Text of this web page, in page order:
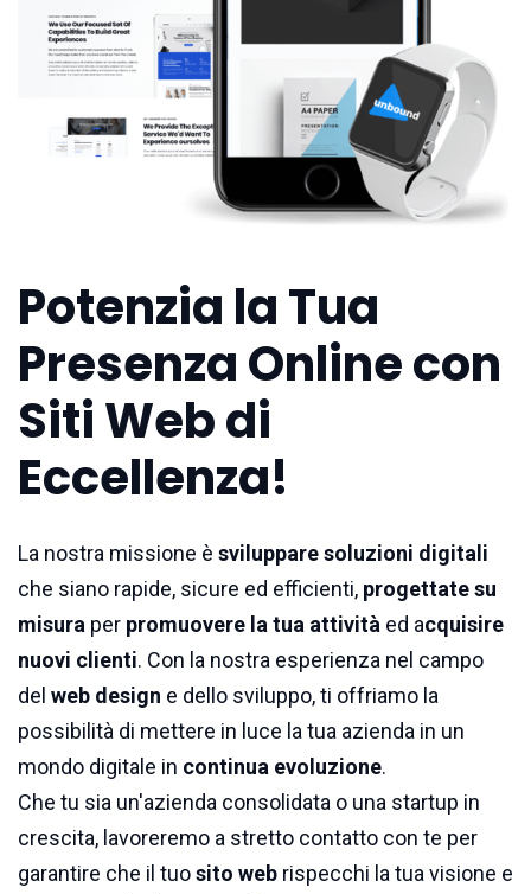
Potenzia la Tua
Presenza Online con
Siti Web di
Eccellenza!
La nostra missione è sviluppare soluzioni digitali
che siano rapide, sicure ed efficienti, progettate su
misura per promuovere la tua attività ed acquisire
nuovi clienti. Con la nostra esperienza nel campo
del web design e dello sviluppo, ti offriamo la
possibilità di mettere in luce la tua azienda in un
mondo digitale in continua evoluzione.
Che tu sia un'azienda consolidata o una startup in
crescita, lavoreremo a stretto contatto con te per
garantire che il tuosito web rispecchi la tua visione e